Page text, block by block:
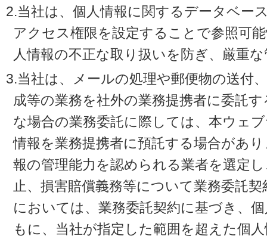
2.当社は、個人情報に関するデータベー
アクセス権限を設定することで参照可
人情報の不正な取り扱いを防ぎ、厳重
3.当社は、メールの処理や郵便物の送付
成等の業務を社外の業務提携者に委託
な場合の業務委託に際しては、本ウェ
情報を業務提携者に預託する場合があ
報の管理能力を認められる業者を選定
止、損害賠償義務等について業務委託
においては、業務委託契約に基づき、
もに、当社が指定した範囲を超えた個